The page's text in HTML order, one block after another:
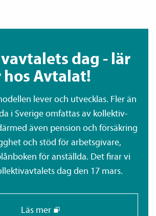
dag - lär
Avtalat!
lever och utvecklas. Fler än
i Sverige omfattas av kollektiv­
även pension och försäkring
och stöd för arbetsgivare,
för anställda. Det firar vi
dag den 17 mars.
Läs mer